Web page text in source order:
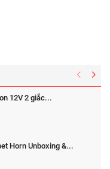
12V 2 giắc...
Horn Unboxing &...